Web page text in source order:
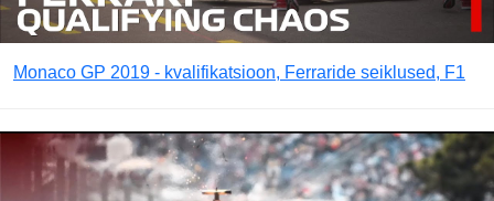
Monaco GP 2019 - kvalifikatsioon, Ferraride seiklused, F1